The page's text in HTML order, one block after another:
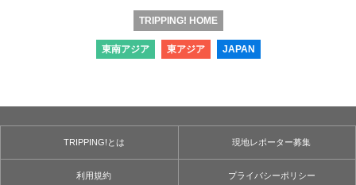
TRIPPING! HOME
東南アジア 東アジア JAPAN
TRIPPING!とは 現地レポーター募集
利用規約 プライバシーポリシー